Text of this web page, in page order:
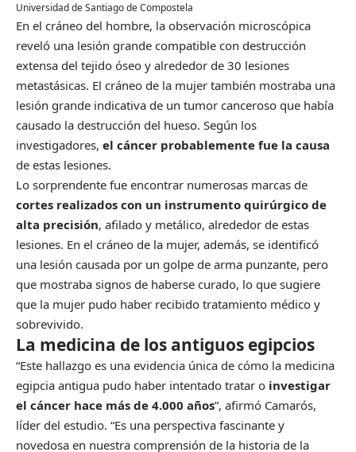
Universidad de Santiago de Compostela
En el cráneo del hombre, la observación microscópica
reveló una lesión grande compatible con destrucción
extensa del tejido óseo y alrededor de 30 lesiones
metastásicas. El cráneo de la mujer también mostraba una
lesión grande indicativa de un tumor canceroso que había
causado la destrucción del hueso. Según los
investigadores, el cáncer probablemente fue la causa
de estas lesiones.
Lo sorprendente fue encontrar numerosas marcas de
cortes realizados con un instrumento quirúrgico de
alta precisión, afilado y metálico, alrededor de estas
lesiones. En el cráneo de la mujer, además, se identificó
una lesión causada por un golpe de arma punzante, pero
que mostraba signos de haberse curado, lo que sugiere
que la mujer pudo haber recibido tratamiento médico y
sobrevivido.
La medicina de los antiguos egipcios
“Este hallazgo es una evidencia única de cómo la medicina
egipcia antigua pudo haber intentado tratar o investigar
el cáncer hace más de 4.000 años”, afirmó Camarós,
líder del estudio. “Es una perspectiva fascinante y
novedosa en nuestra comprensión de la historia de la